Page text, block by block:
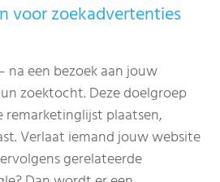
voor zoekadvertenties
na een bezoek aan jouw
zoektocht. Deze doelgroep
remarketinglijst plaatsen,
Verlaat iemand jouw website
gerelateerde